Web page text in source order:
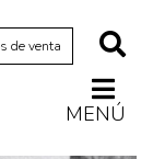
de venta
MENÚ